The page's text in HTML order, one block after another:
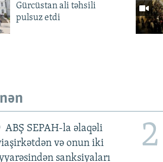
Gürcüstan ali təhsili
pulsuz etdi
ABŞ SEPAH-la əlaqəli
və onun iki
sanksiyaları
2